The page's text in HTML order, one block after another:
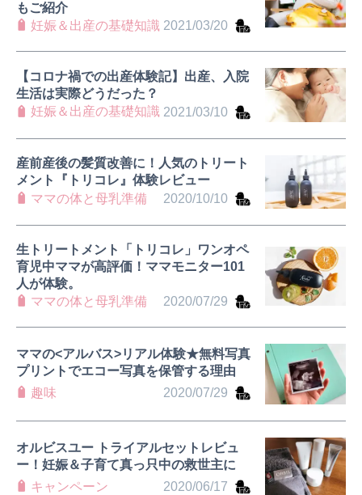
2021/03/20
もご紹介
妊娠＆出産の基礎知識
2021/03/10
【コロナ禍での出産体験記】出産、入院
生活は実際どうだった？
妊娠＆出産の基礎知識
2020/10/10
産前産後の髪質改善に！人気のトリート
メント『トリコレ』体験レビュー
ママの体と母乳準備
2020/07/29
生トリートメント「トリコレ」ワンオペ
育児中ママが高評価！ママモニター101
人が体験。
ママの体と母乳準備
2020/07/29
ママの<アルバス>リアル体験★無料写真
プリントでエコー写真を保管する理由
趣味
2020/06/17
オルビスユー トライアルセットレビュ
ー！妊娠＆子育て真っ只中の救世主に
キャンペーン